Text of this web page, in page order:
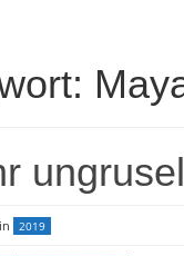
2019